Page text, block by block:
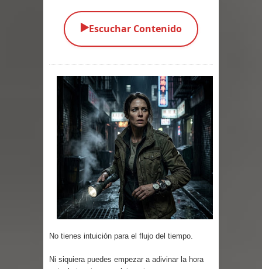
Parte 03: La Traición
Parte 01: El Comienzo
Parte 01: El Enemigo Interior
Exaltados y Muertos Vivientes
Los Muertos se Levantan (Relato)
Los Monstruos más Buscados
Parte 09: Los Muertos Cuentan
Cuentos
Parte 08: Ultratumba
▶️Escuchar Contenido
No tienes intuición para el flujo del tiempo.
Ni siquiera puedes empezar a adivinar la hora